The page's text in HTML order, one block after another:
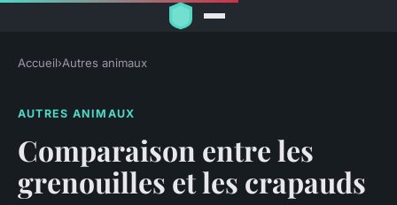
Accueil›Autres animaux
AUTRES ANIMAUX
Comparaison entre les
grenouilles et les crapauds